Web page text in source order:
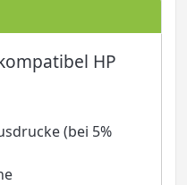
HP
(bei 5%